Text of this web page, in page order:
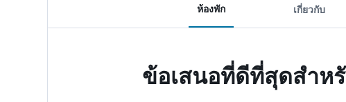
ห้องพัก เกี่ยวกับ
ข้อเสนอที่ดีที่สุดสำห